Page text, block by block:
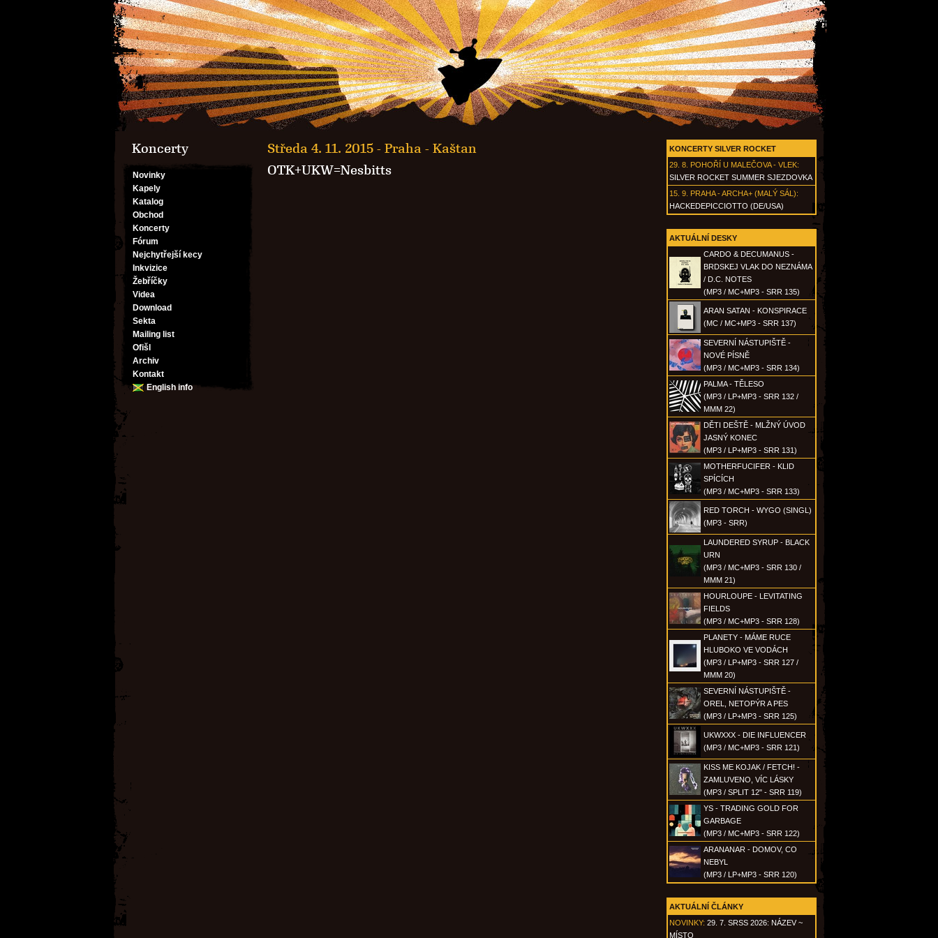
Koncerty
Novinky
Kapely
Katalog
Obchod
Koncerty
Fórum
Nejchytřejší kecy
Inkvizice
Žebříčky
Videa
Download
Sekta
Mailing list
Ofišl
Archiv
Kontakt
English info
KONCERTY SILVER ROCKET
29. 8. POHOŘÍ U MALEČOVA - VLEK:
SILVER ROCKET SUMMER SJEZDOVKA
15. 9. PRAHA - ARCHA+ (MALÝ SÁL):
HACKEDEPICCIOTTO (DE/USA)
AKTUÁLNÍ DESKY
CARDO & DECUMANUS -
BRDSKEJ VLAK DO NEZNÁMA
/ D.C. NOTES
(MP3 / MC+MP3 - SRR 135)
ARAN SATAN - KONSPIRACE
(MC / MC+MP3 - SRR 137)
SEVERNÍ NÁSTUPIŠTĚ -
NOVÉ PÍSNĚ
(MP3 / MC+MP3 - SRR 134)
PALMA - TĚLESO
(MP3 / LP+MP3 - SRR 132 /
MMM 22)
DĚTI DEŠTĚ - MLŽNÝ ÚVOD
JASNÝ KONEC
(MP3 / LP+MP3 - SRR 131)
MOTHERFUCIFER - KLID
SPÍCÍCH
(MP3 / MC+MP3 - SRR 133)
RED TORCH - WYGO (SINGL)
(MP3 - SRR)
LAUNDERED SYRUP - BLACK
URN
(MP3 / MC+MP3 - SRR 130 /
MMM 21)
HOURLOUPE - LEVITATING
FIELDS
(MP3 / MC+MP3 - SRR 128)
PLANETY - MÁME RUCE
HLUBOKO VE VODÁCH
(MP3 / LP+MP3 - SRR 127 /
MMM 20)
SEVERNÍ NÁSTUPIŠTĚ -
OREL, NETOPÝR A PES
(MP3 / LP+MP3 - SRR 125)
UKWXXX - DIE INFLUENCER
(MP3 / MC+MP3 - SRR 121)
KISS ME KOJAK / FETCH! -
ZAMLUVENO, VÍC LÁSKY
(MP3 / SPLIT 12" - SRR 119)
YS - TRADING GOLD FOR
GARBAGE
(MP3 / MC+MP3 - SRR 122)
ARANANAR - DOMOV, CO
NEBYL
(MP3 / LP+MP3 - SRR 120)
AKTUÁLNÍ ČLÁNKY
NOVINKY: 29. 7. SRSS 2026: NÁZEV ~
MÍSTO
Středa 4. 11. 2015 - Praha - Kaštan
OTK+UKW=Nesbitts